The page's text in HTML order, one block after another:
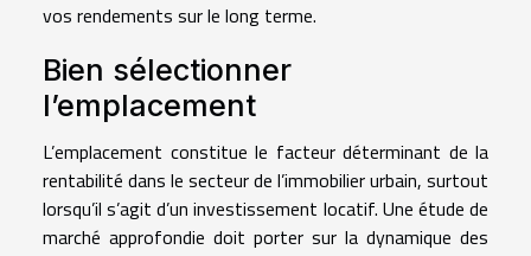
vos rendements sur le long terme.
Bien sélectionner
l’emplacement
L’emplacement constitue le facteur déterminant de la
rentabilité dans le secteur de l’immobilier urbain, surtout
lorsqu’il s’agit d’un investissement locatif. Une étude de
marché approfondie doit porter sur la dynamique des